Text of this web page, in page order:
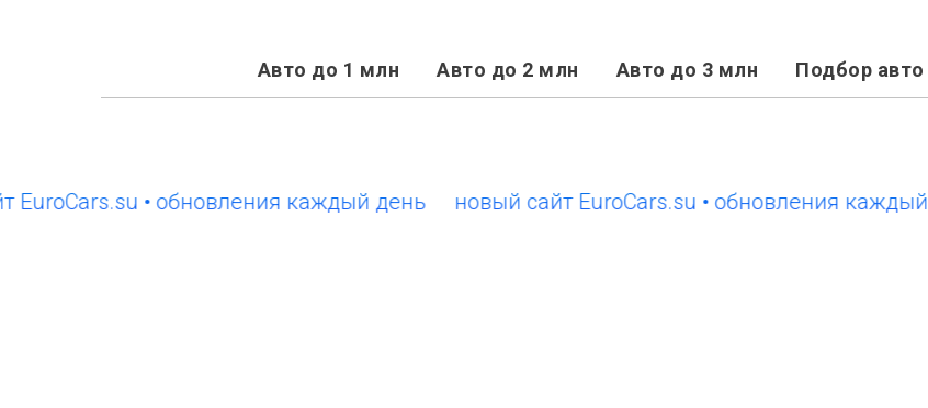
Авто до 1 млн Авто до 2 млн Авто до 3 млн Подбор авто
• обновления каждый день новый сайт EuroCars.su • обновления каждый день